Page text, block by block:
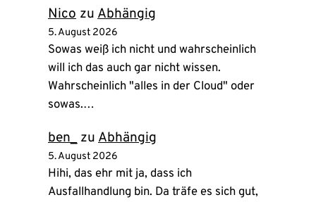
Nico zu Abhängig
5. August 2026
Sowas weiß ich nicht und wahrscheinlich
will ich das auch gar nicht wissen.
Wahrscheinlich "alles in der Cloud" oder
sowas.…
ben_zu Abhängig
5. August 2026
Hihi, das ehr mit ja, dass ich
Ausfallhandlung bin. Da träfe es sich gut,